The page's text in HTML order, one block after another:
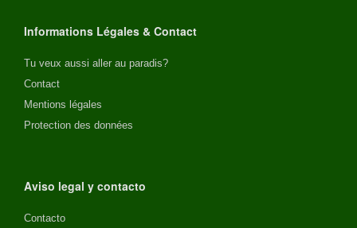
Informations Légales & Contact
Tu veux aussi aller au paradis?
Contact
Mentions légales
Protection des données
Aviso legal y contacto
Contacto